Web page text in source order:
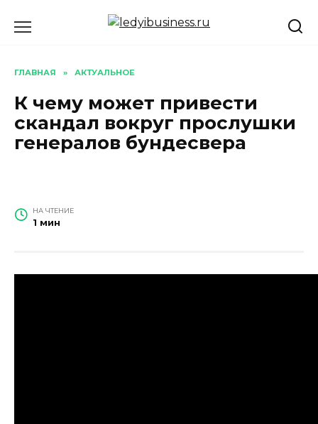
ГЛАВНАЯ » АКТУАЛЬНОЕ
К чему может привести
скандал вокруг прослушки
генералов бундесвера
НА ЧТЕНИЕ
1 мин